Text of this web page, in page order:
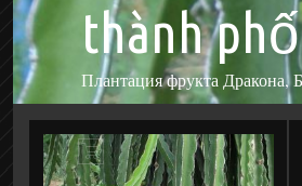
thành
Плантация фрукта Дракона,
Add